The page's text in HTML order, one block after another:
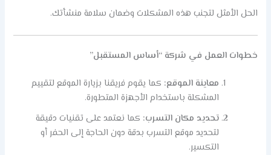
الحل الأمثل لتجنب هذه المشكلات وضمان سلامة منشأتك.
خطوات العمل في شركة “أساس المستقبل”
معاينة الموقع: كما يقوم فريقنا بزيارة الموقع لتقييم
المشكلة باستخدام الأجهزة المتطورة.
تحديد مكان التسرب: كما نعتمد على تقنيات دقيقة
لتحديد موقع التسرب بدقة دون الحاجة إلى الحفر أو
التكسير.